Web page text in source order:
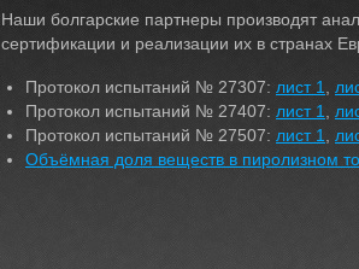
Наши болгарские партнеры производят
сертификации и реализации их в странах
Протокол испытаний № 27307:лист 1
Протокол испытаний № 27407: лист 1
Протокол испытаний № 27507: лист 1
Объёмная доля веществ в пиролизном